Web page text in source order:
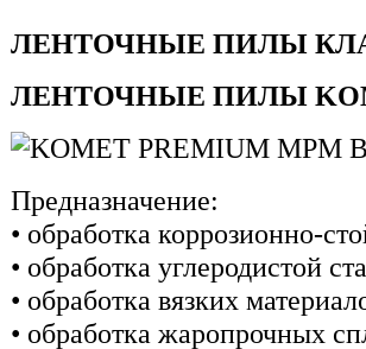
ЛЕНТОЧНЫЕ ПИЛЫ
ЛЕНТОЧНЫЕ ПИЛЫ
Предназначение:
• обработка коррозионно-
• обработка углеродистой
• обработка вязких
• обработка жаропрочных